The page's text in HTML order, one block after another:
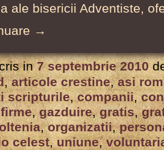
ale bisericii Adventiste,
→
in 7 septembrie 2010
,articole crestine,asi
scripturile,companii,
firme,gazduire,gratis,
,organizatii,
celest, uniune,